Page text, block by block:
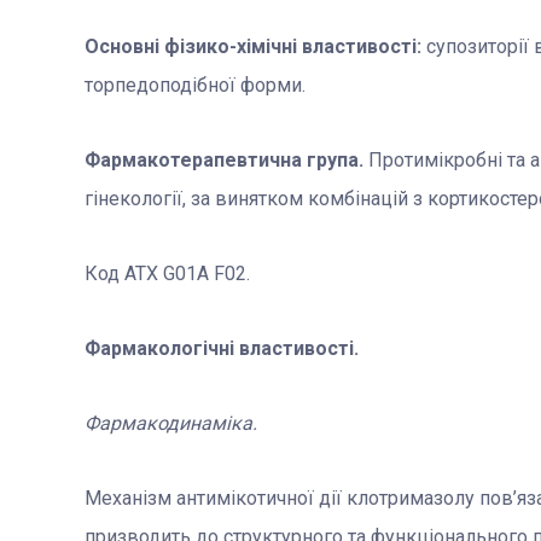
Основні фізико-хімічні властивості:
торпедоподібної форми.
Фармакотерапевтична група. Протимікробні та
гінекології, за винятком комбінацій з
Код АТХ G01A F02.
Фармакологічні властивості.
Фармакодинаміка.
Механізм антимікотичної дії клотримазолу